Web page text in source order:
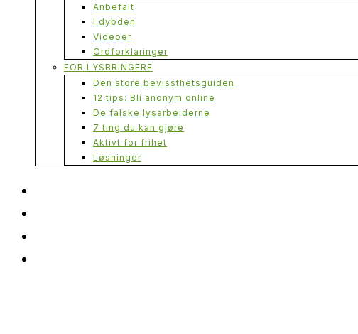
Anbefalt
I dybden
Videoer
Ordforklaringer
FOR LYSBRINGERE
Den store bevissthetsguiden
12 tips: Bli anonym online
De falske lysarbeiderne
7 ting du kan gjøre
Aktivt for frihet
Løsninger